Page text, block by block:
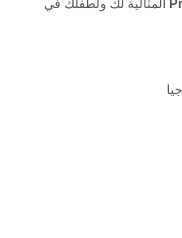
المثالية لك ولطفلك في